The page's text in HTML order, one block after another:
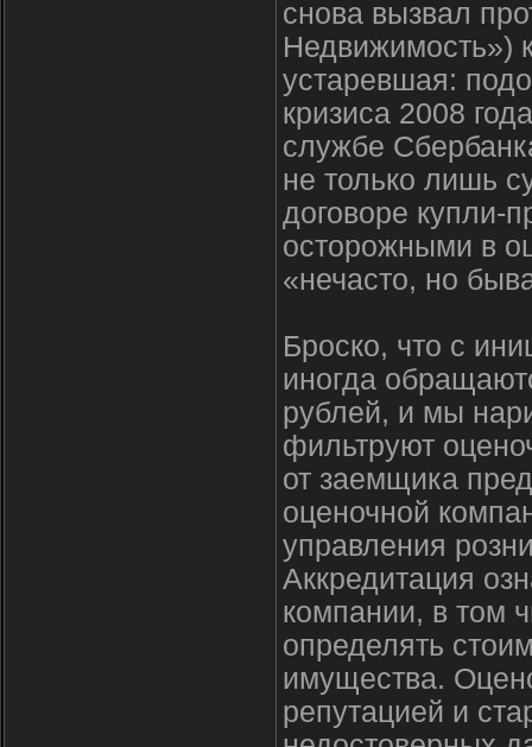
снова вызвал
Недвижимость»)
устаревшая:
кризиса 2008
службе
не только лишь
договоре купли-
осторожными в
«нечасто, но
Броско, что с
иногда
рублей, и мы
фильтруют
от заемщика
оценочной
управления
Аккредитация
компании, в том
определять
имущества.
репутацией и